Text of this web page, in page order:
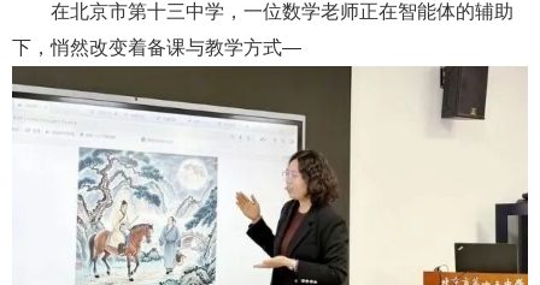
在北京市第十三中学，一位数学老师正在智能体的辅助
下，悄然改变着备课与教学方式—